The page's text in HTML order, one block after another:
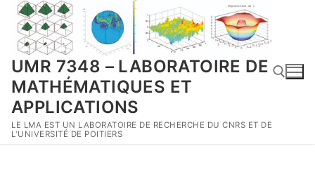
Aller
contenu
UMR 7348 – LABORATOIRE DE
MATHÉMATIQUES ET
APPLICATIONS
LE LMA EST UN LABORATOIRE DE RECHERCHE DU CNRS ET DE
L'UNIVERSITÉ DE POITIERS
Rechercher :